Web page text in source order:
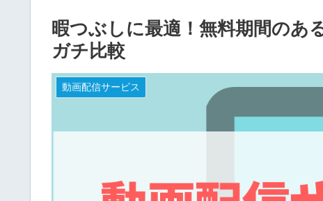
暇つぶしに最適！無料期間のあ
ガチ比較
動画配信サービス